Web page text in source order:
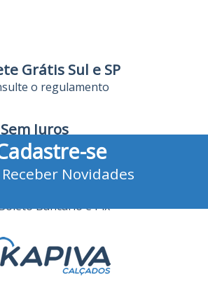
Grátis Sul e SP
o regulamento
Juros
Cartão de Crédito
Bancário e Pix
se
Novidades